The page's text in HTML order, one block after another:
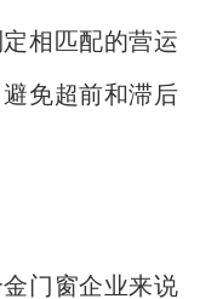
相匹配的营运
免超前和滞后
门窗企业来说